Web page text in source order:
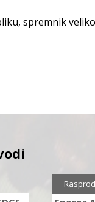
spremnik
Sniženo